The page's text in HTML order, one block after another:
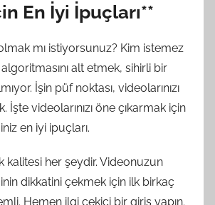
En İyi İpuçları**
mı istiyorsunuz? Kim istemez
alt etmek, sihirli bir
İşin püf noktası, videolarınızı
İşte videolarınızı öne çıkarmak için
en iyi ipuçları.
kalitesi her şeydir. Videonuzun
dikkatini çekmek için ilk birkaç
Hemen ilgi çekici bir giriş yapın.